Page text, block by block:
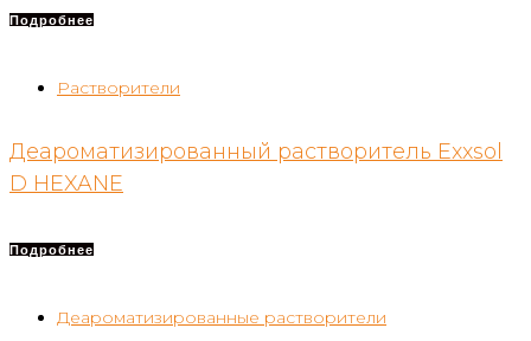
Подробнее
Растворители
Деароматизированный растворитель Exxsol
D HEXANE
Подробнее
Деароматизированные растворители